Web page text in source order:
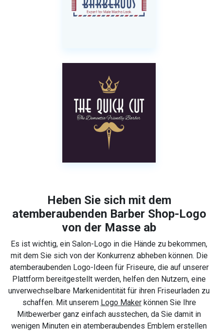
Heben Sie sich mit dem
atemberaubenden Barber Shop-Logo
von der Masse ab
Es ist wichtig, ein Salon-Logo in die Hände zu bekommen,
mit dem Sie sich von der Konkurrenz abheben können. Die
atemberaubenden Logo-Ideen für Friseure, die auf unserer
Plattform bereitgestellt werden, helfen den Nutzern, eine
unverwechselbare Markenidentität für ihren Friseurladen zu
schaffen. Mit unserem Logo Makerkönnen Sie Ihre
Mitbewerber ganz einfach ausstechen, da Sie damit in
wenigen Minuten ein atemberaubendes Emblem erstellen